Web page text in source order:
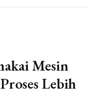
Mesin
Lebih